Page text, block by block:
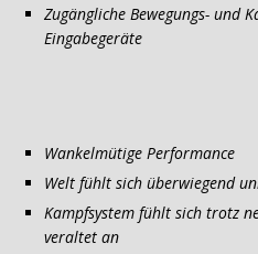
Zugängliche Bewegungs- und
Eingabegeräte
Wankelmütige Performance
Welt fühlt sich überwiegend
Kampfsystem fühlt sich trotz
veraltet an